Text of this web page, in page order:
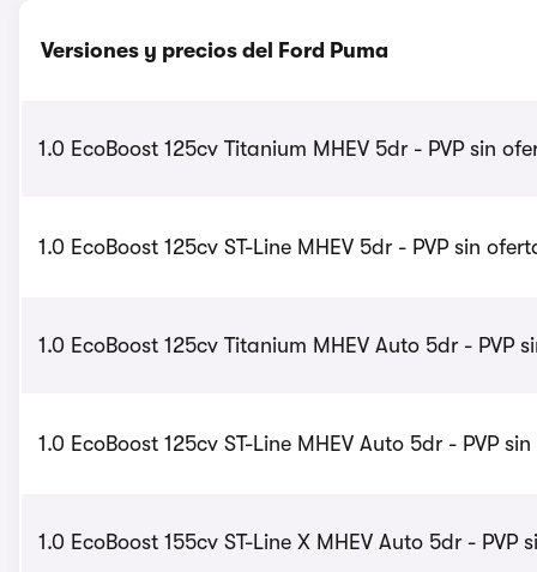
Versiones y precios del Ford Puma
1.0 EcoBoost 125cv Titanium MHEV 5dr - PVP sin
1.0 EcoBoost 125cv ST-Line MHEV 5dr - PVP sin
1.0 EcoBoost 125cv Titanium MHEV Auto 5dr - PVP
1.0 EcoBoost 125cv ST-Line MHEV Auto 5dr - PVP
1.0 EcoBoost 155cv ST-Line X MHEV Auto 5dr - PVP